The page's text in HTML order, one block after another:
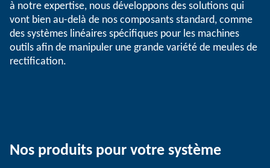
à notre expertise, nous développons des solutions qui
vont bien au-delà de nos composants standard, comme
des systèmes linéaires spécifiques pour les machines
outils afin de manipuler une grande variété de meules de
rectification.
Nos produits pour votre système